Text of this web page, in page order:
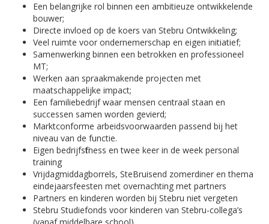
Een belangrijke rol binnen een ambitieuze ontwikkelende
bouwer;
Directe invloed op de koers van Stebru Ontwikkeling;
Veel ruimte voor ondernemerschap en eigen initiatief;
Samenwerking binnen een betrokken en professioneel
MT;
Werken aan spraakmakende projecten met
maatschappelijke impact;
Een familiebedrijf waar mensen centraal staan en
successen samen worden gevierd;
Marktconforme arbeidsvoorwaarden passend bij het
niveau van de functie.
Eigen bedrijfsfitness en twee keer in de week personal
training
Vrijdagmiddagborrels, SteBruisend zomerdiner en thema
eindejaarsfeesten met overnachting met partners
Partners en kinderen worden bij Stebru niet vergeten
Stebru Studiefonds voor kinderen van Stebru-collega’s